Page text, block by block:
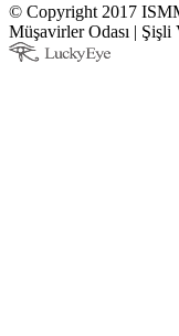
© Copyright 2017
Müşavirler Odası |